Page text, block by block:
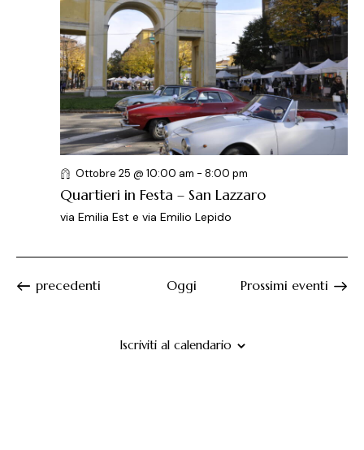
Ottobre 25 @ 10:00 am - 8:00 pm
Quartieri in Festa – San Lazzaro
via Emilia Est e via Emilio Lepido
Eventi
precedenti Oggi Prossimi eventi
Iscriviti al calendario